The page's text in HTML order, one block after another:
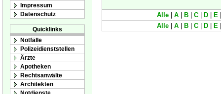
Impressum
Datenschutz
Quicklinks
Notfälle
Polizeidienststellen
Ärzte
Apotheken
Rechtsanwälte
Architekten
Notdienste
Alle A B C D E
Alle
A B C D E